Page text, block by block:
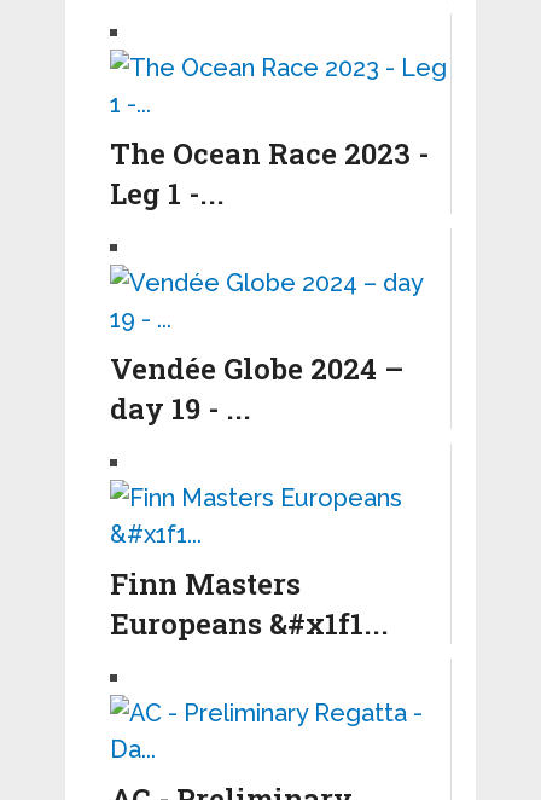
The Ocean Race 2023 -
Leg 1 -...
Vendée Globe 2024 –
day 19 - ...
Finn Masters
Europeans &#x1f1...